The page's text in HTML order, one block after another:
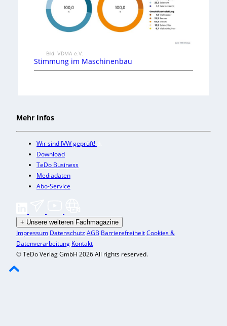
Bild: VDMA e.V.
Stimmung im Maschinenbau
Mehr Infos
Wir sind IVW geprüft!
Download
TeDo Business
Mediadaten
Abo-Service
+ Unsere weiteren Fachmagazine
Impressum DatenschutzAGB BarrierefreiheitCookies &
Datenverarbeitung Kontakt
© TeDo Verlag GmbH 2026 All rights reserved.